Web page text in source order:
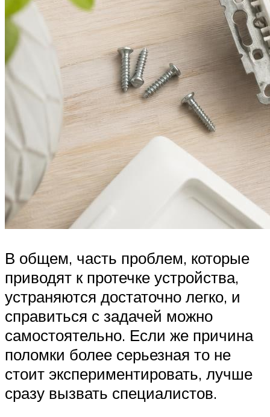
В общем, часть проблем, которые
приводят к протечке устройства,
устраняются достаточно легко, и
справиться с задачей можно
самостоятельно. Если же причина
поломки более серьезная то не
стоит экспериментировать, лучше
сразу вызвать специалистов.